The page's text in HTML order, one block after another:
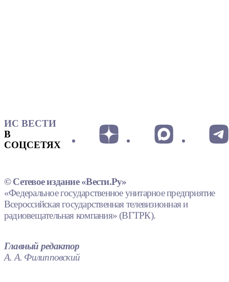
ИС ВЕСТИ
В
СОЦСЕТЯХ
© Сетевое издание «Вести.Ру»
«Федеральное государственное унитарное предприятие
Всероссийская государственная телевизионная и
радиовещательная компания» (ВГТРК).
Главный редактор
А. А. Филипповский